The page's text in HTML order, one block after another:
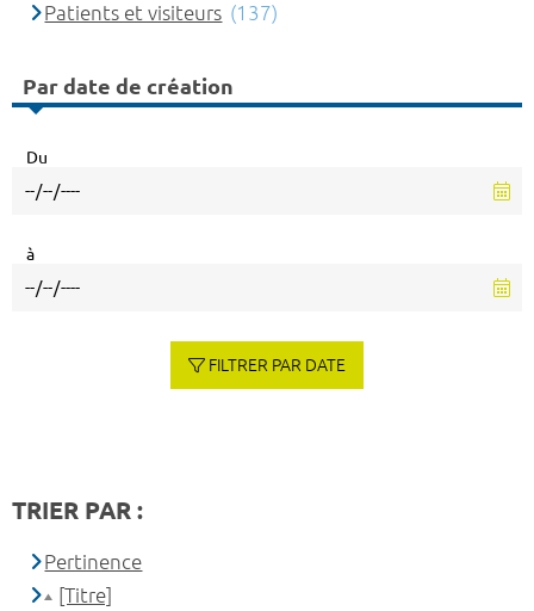
Patients et visiteurs (137)
Par date de création
Du
à
FILTRER PAR DATE
TRIER PAR :
Pertinence
[Titre]